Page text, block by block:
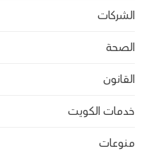
الشركات
الصحة
القانون
خدمات الكويت
منوعات